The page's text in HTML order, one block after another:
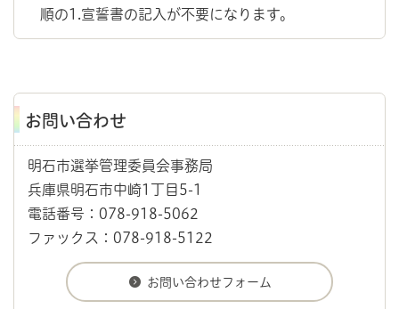
順の1.宣誓書の記入が不要になります。
お問い合わせ
明石市選挙管理委員会事務局
兵庫県明石市中崎1丁目5-1
電話番号：078-918-5062
ファックス：078-918-5122